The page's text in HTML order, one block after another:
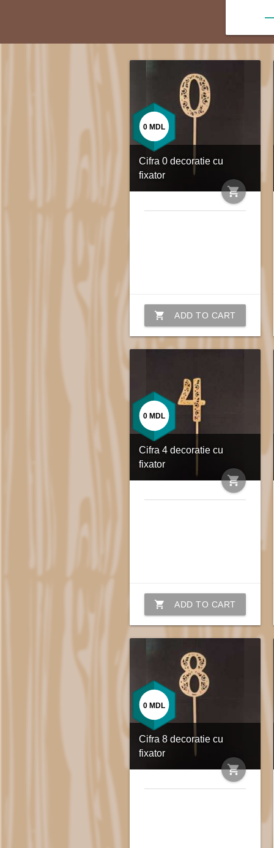
Cifra 0 decoratie cu
fixator
shopping_cart
0 MDL
shopping_cart ADD TO CART
Cifra 4 decoratie cu
fixator
shopping_cart
0 MDL
shopping_cart ADD TO CART
Cifra 8 decoratie cu
fixator
shopping_cart
0 MDL